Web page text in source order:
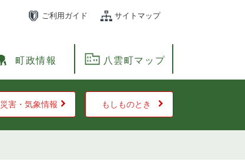
ご利用ガイド サイトマップ
町政情報 八雲町マップ
災害・気象情報 もしものとき